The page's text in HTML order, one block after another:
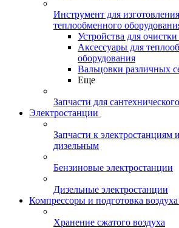
Инструмент для
теплообменного
Устройства для
Аксессуары для
оборудования
Вальцовки различных
Еще
Запчасти для
Электростанции
Запчасти к электростанциям
дизельным
Бензиновые электростанции
Дизельные электростанции
Компрессоры и подготовка воздуха
Хранение сжатого воздуха